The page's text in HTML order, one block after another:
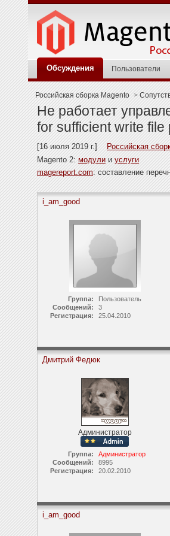
Обсуждения Пользователи
Российская сборка Magento >
Не работает
for sufficient write file
[16 июля 2019 г.]
Российская
Magento 2: модули и услуги
magereport.com: составление
i_am_good
Группа:
Пользователь
Сообщений:
3
Регистрация:
25.04.2010
Дмитрий Федюк
Администратор
Группа:
Администратор
Сообщений:
8995
Регистрация:
20.02.2010
i_am_good